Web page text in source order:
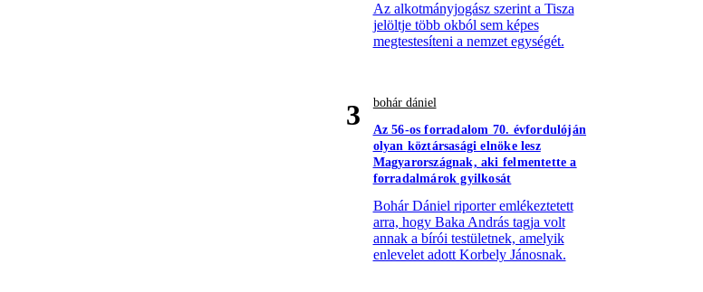
Az alkotmányjogász szerint a Tisza
jelöltje több okból sem képes
megtestesíteni a nemzet egységét.
3
bohár dániel
Az 56-os forradalom 70. évfordulóján
olyan köztársasági elnöke lesz
Magyarországnak, aki felmentette a
forradalmárok gyilkosát
Bohár Dániel riporter emlékeztetett
arra, hogy Baka András tagja volt
annak a bírói testületnek, amelyik
enlevelet adott Korbely Jánosnak.